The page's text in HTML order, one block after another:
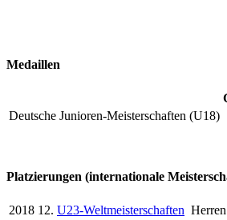
Medaillen
Deutsche Junioren-Meisterschaften (U18)
Platzierungen (internationale
2018 12. U23-Weltmeisterschaften